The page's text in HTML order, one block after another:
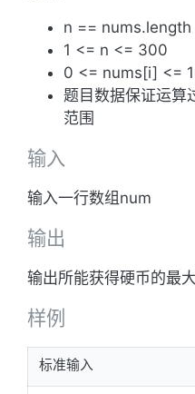
n == nums.length
1 <= n <= 300
0 <= nums[i] <=
题目数据保证运算
范围
输入
输入一行数组num
输出
输出所能获得硬币的最
样例
标准输入